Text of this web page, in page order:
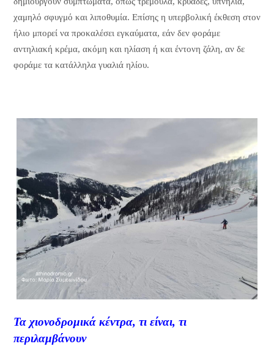
χαμηλό σφυγμό και λιποθυμία. Επίσης η υπερβολική έκθεση στον
ήλιο μπορεί να προκαλέσει εγκαύματα, εάν δεν φοράμε
αντηλιακή κρέμα, ακόμη και ηλίαση ή και έντονη ζάλη, αν δε
φοράμε τα κατάλληλα γυαλιά ηλίου.
Τα χιονοδρομικά κέντρα, τι είναι, τι
περιλαμβάνουν